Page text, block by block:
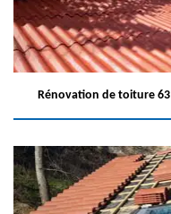
Rénovation de toiture 63